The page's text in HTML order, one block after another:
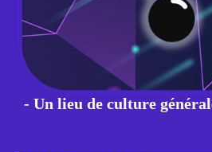
- Un lieu de culture